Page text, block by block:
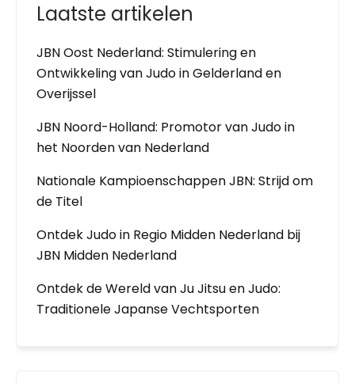
Laatste artikelen
JBN Oost Nederland: Stimulering en
Ontwikkeling van Judo in Gelderland en
Overijssel
JBN Noord-Holland: Promotor van Judo in
het Noorden van Nederland
Nationale Kampioenschappen JBN: Strijd om
de Titel
Ontdek Judo in Regio Midden Nederland bij
JBN Midden Nederland
Ontdek de Wereld van Ju Jitsu en Judo:
Traditionele Japanse Vechtsporten